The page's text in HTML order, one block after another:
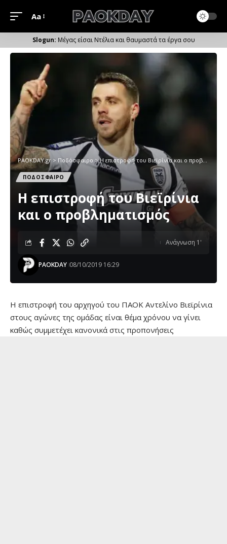
Μέγεθος
Γραμματοσειράς
Aa
Μέγας είσαι Ντέλια και θαυμαστά τα έργα σου
PAOKDAY.gr > Ποδόσφαιρο >Η επιστροφή του Βιεϊρίνια και ο προβληματισμός
ΠΟΔΟΣΦΑΙΡΟ
Η επιστροφή του Βιεϊρίνια
και ο προβληματισμός
PAOKDAY 08/10/2019 16:29
Ανάγνωση 1'
Η επιστροφή του αρχηγού του ΠΑΟΚ Αντελίνο Βιεϊρίνια
στους αγώνες της ομάδας είναι θέμα χρόνου να γίνει
καθώς συμμετέχει κανονικά στις προπονήσεις